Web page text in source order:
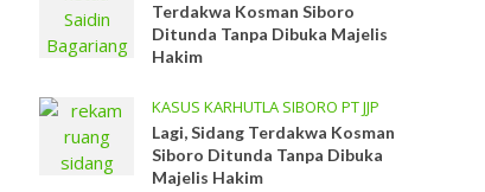
Terdakwa Kosman Siboro
Ditunda Tanpa Dibuka Majelis
Hakim
KASUS KARHUTLA SIBORO PT JJP
Lagi, Sidang Terdakwa Kosman
Siboro Ditunda Tanpa Dibuka
Majelis Hakim